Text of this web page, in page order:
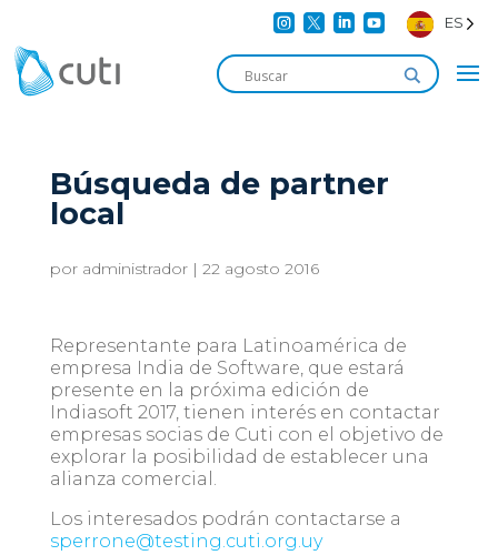
    ES
Búsqueda de partner
local
por administrador| 22 agosto 2016
Representante para Latinoamérica de
empresa India de Software, que estará
presente en la próxima edición de
Indiasoft 2017, tienen interés en contactar
empresas socias de Cuti con el objetivo de
explorar la posibilidad de establecer una
alianza comercial.
Los interesados podrán contactarse a
sperrone@testing.cuti.org.uy